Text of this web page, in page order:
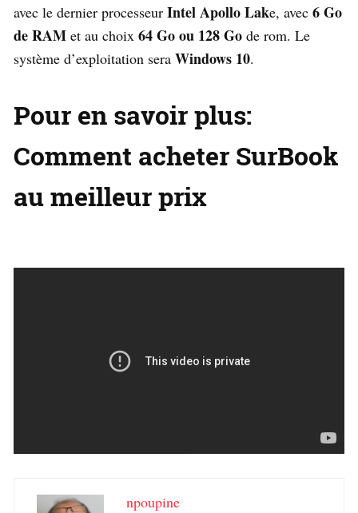
avec le dernier processeur Intel Apollo Lake, avec 6 Go
de RAM et au choix 64 Go ou 128 Go de rom. Le
système d’exploitation sera Windows 10.
Pour en savoir plus:
Comment acheter SurBook
au meilleur prix
npoupine